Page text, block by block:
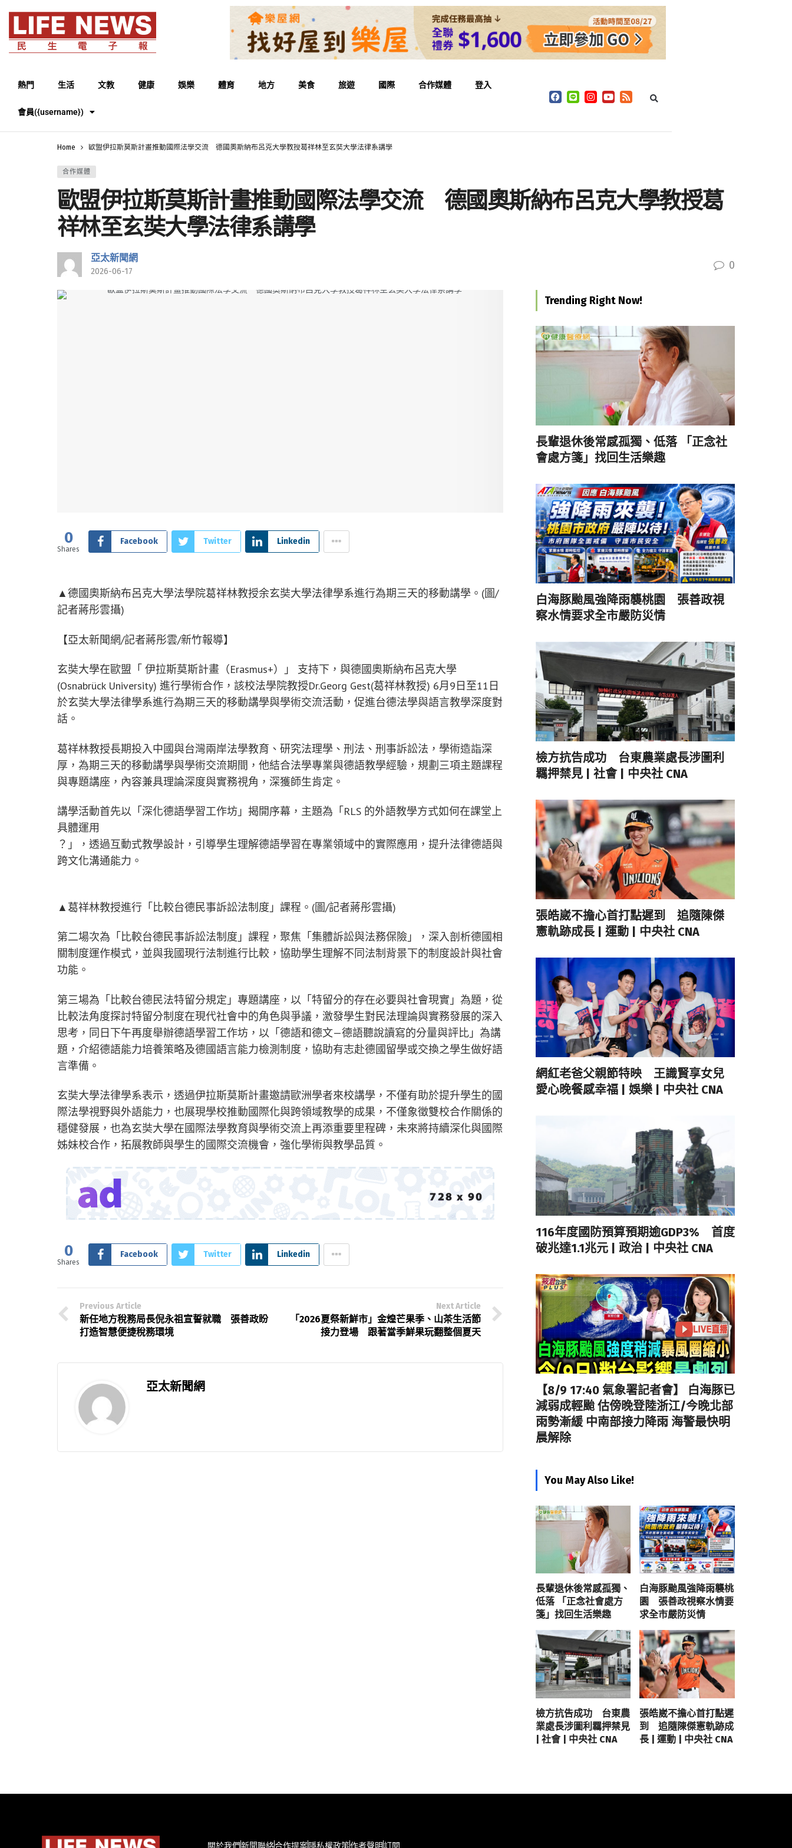
熱門 生活 文教 健康 娛樂 體育 地方 美食 旅遊 國際 合作媒體 登入
會員({username})
Home 歐盟伊拉斯莫斯計畫推動國際法學交流 德國奧斯納布呂克大學教授葛祥林至玄奘大學法律系講學
合作媒體
歐盟伊拉斯莫斯計畫推動國際法學交流 德國奧斯納布呂克大學教授葛
祥林至玄奘大學法律系講學
亞太新聞網
2026-06-17 0
0
Shares
Facebook Twitter Linkedin
▲德國奧斯納布呂克大學法學院葛祥林教授余玄奘大學法律學系進行為期三天的移動講學。(圖/
記者蔣彤雲攝)
【亞太新聞網/記者蔣彤雲/新竹報導】
玄奘大學在歐盟「 伊拉斯莫斯計畫（Erasmus+）」 支持下，與德國奧斯納布呂克大學
(Osnabrück University) 進行學術合作，該校法學院教授Dr.Georg Gest(葛祥林教授) 6月9日至11日
於玄奘大學法律學系進行為期三天的移動講學與學術交流活動，促進台德法學與語言教學深度對
話。
葛祥林教授長期投入中國與台灣兩岸法學教育、研究法理學、刑法、刑事訴訟法，學術造詣深
厚，為期三天的移動講學與學術交流期間，他結合法學專業與德語教學經驗，規劃三項主題課程
與專題講座，內容兼具理論深度與實務視角，深獲師生肯定。
講學活動首先以「深化德語學習工作坊」揭開序幕，主題為「RLS 的外語教學方式如何在課堂上
具體運用
？」，透過互動式教學設計，引導學生理解德語學習在專業領域中的實際應用，提升法律德語與
跨文化溝通能力。
▲葛祥林教授進行「比較台德民事訴訟法制度」課程。(圖/記者蔣彤雲攝)
第二場次為「比較台德民事訴訟法制度」課程，聚焦「集體訴訟與法務保險」，深入剖析德國相
關制度運作模式，並與我國現行法制進行比較，協助學生理解不同法制背景下的制度設計與社會
功能。
第三場為「比較台德民法特留分規定」專題講座，以「特留分的存在必要與社會現實」為題，從
比較法角度探討特留分制度在現代社會中的角色與爭議，激發學生對民法理論與實務發展的深入
思考，同日下午再度舉辦德語學習工作坊，以「德語和德文—德語聽說讀寫的分量與評比」為講
題，介紹德語能力培養策略及德國語言能力檢測制度，協助有志赴德國留學或交換之學生做好語
言準備。
玄奘大學法律學系表示，透過伊拉斯莫斯計畫邀請歐洲學者來校講學，不僅有助於提升學生的國
際法學視野與外語能力，也展現學校推動國際化與跨領域教學的成果，不僅象徵雙校合作關係的
穩健發展，也為玄奘大學在國際法學教育與學術交流上再添重要里程碑，未來將持續深化與國際
姊妹校合作，拓展教師與學生的國際交流機會，強化學術與教學品質。
0
Shares
Facebook Twitter Linkedin
Previous Article
新任地方稅務局長倪永祖宣誓就職 張善政盼
打造智慧便捷稅務環境
Next Article
「2026夏祭新鮮市」金煌芒果季、山茶生活節
接力登場 跟著當季鮮果玩翻整個夏天
亞太新聞網
Trending Right Now!
長輩退休後常感孤獨、低落 「正念社
會處方箋」找回生活樂趣
白海豚颱風強降雨襲桃園 張善政視
察水情要求全市嚴防災情
檢方抗告成功 台東農業處長涉圖利
羈押禁見 | 社會 | 中央社 CNA
張皓崴不擔心首打點遲到 追隨陳傑
憲軌跡成長 | 運動 | 中央社 CNA
網紅老爸父親節特映 王識賢享女兒
愛心晚餐感幸福 | 娛樂 | 中央社 CNA
116年度國防預算預期逾GDP3% 首度
破兆達1.1兆元 | 政治 | 中央社 CNA
【8/9 17:40 氣象署記者會】 白海豚已
減弱成輕颱 估傍晚登陸浙江/今晚北部
雨勢漸緩 中南部接力降雨 海警最快明
晨解除
You May Also Like!
長輩退休後常感孤獨、
低落 「正念社會處方
箋」找回生活樂趣
白海豚颱風強降雨襲桃
園 張善政視察水情要
求全市嚴防災情
檢方抗告成功 台東農
業處長涉圖利羈押禁見
| 社會 | 中央社 CNA
張皓崴不擔心首打點遲
到 追隨陳傑憲軌跡成
長 | 運動 | 中央社 CNA
關於我們新聞聯絡合作提案隱私權政策作者聲明訂閱